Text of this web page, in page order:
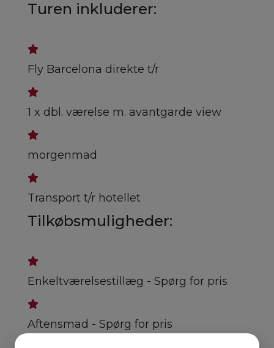
Turen inkluderer:
Fly Barcelona direkte t/r
1 x dbl. værelse m. avantgarde view
morgenmad
Transport t/r hotellet
Tilkøbsmuligheder:
Enkeltværelsestillæg - Spørg for pris
Aftensmad - Spørg for pris